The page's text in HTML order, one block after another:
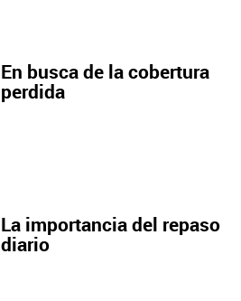
En busca de la cobertura
perdida
La importancia del repaso
diario